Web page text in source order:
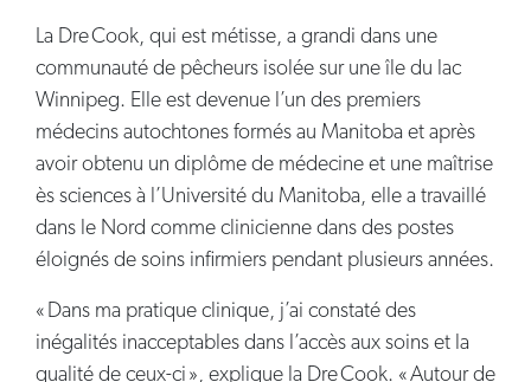
La Dre Cook, qui est métisse, a grandi dans une
communauté de pêcheurs isolée sur une île du lac
Winnipeg. Elle est devenue l’un des premiers
médecins autochtones formés au Manitoba et après
avoir obtenu un diplôme de médecine et une maîtrise
ès sciences à l’Université du Manitoba, elle a travaillé
dans le Nord comme clinicienne dans des postes
éloignés de soins infirmiers pendant plusieurs années.
« Dans ma pratique clinique, j’ai constaté des
inégalités inacceptables dans l’accès aux soins et la
qualité de ceux-ci », explique la Dre Cook. « Autour de